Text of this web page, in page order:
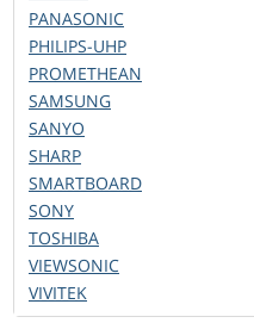
PANASONIC
PHILIPS-UHP
PROMETHEAN
SAMSUNG
SANYO
SHARP
SMARTBOARD
SONY
TOSHIBA
VIEWSONIC
VIVITEK